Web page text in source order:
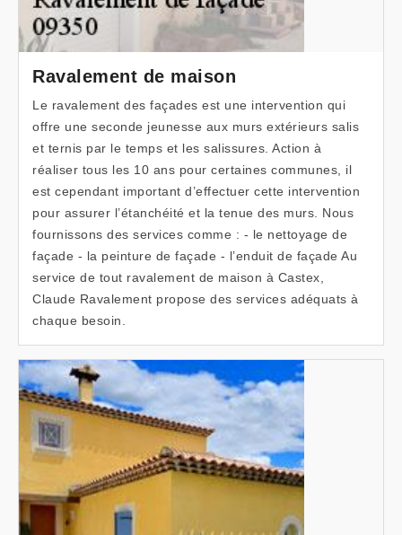
Ravalement de maison
Le ravalement des façades est une intervention qui
offre une seconde jeunesse aux murs extérieurs salis
et ternis par le temps et les salissures. Action à
réaliser tous les 10 ans pour certaines communes, il
est cependant important d’effectuer cette intervention
pour assurer l’étanchéité et la tenue des murs. Nous
fournissons des services comme : - le nettoyage de
façade - la peinture de façade - l’enduit de façade Au
service de tout ravalement de maison à Castex,
Claude Ravalement propose des services adéquats à
chaque besoin.